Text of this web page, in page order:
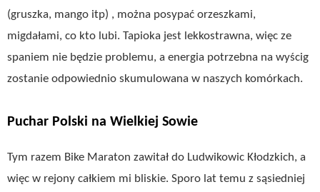
(gruszka, mango itp) , można posypać orzeszkami,
migdałami, co kto lubi. Tapioka jest lekkostrawna, więc ze
spaniem nie będzie problemu, a energia potrzebna na wyścig
zostanie odpowiednio skumulowana w naszych komórkach.
Puchar Polski na Wielkiej Sowie
Tym razem Bike Maraton zawitał do Ludwikowic Kłodzkich, a
więc w rejony całkiem mi bliskie. Sporo lat temu z sąsiedniej